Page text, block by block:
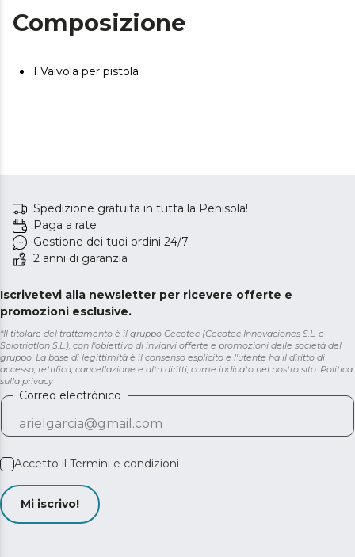
Composizione
1 Valvola per pistola
Spedizione gratuita in tutta la Penisola!
Paga a rate
Gestione dei tuoi ordini 24/7
2 anni di garanzia
Iscrivetevi alla newsletter per ricevere offerte e
promozioni esclusive.
*Il titolare del trattamento è il gruppo Cecotec (Cecotec Innovaciones S.L. e
Solotriatlon S.L.), con l'obiettivo di inviarvi offerte e promozioni delle società del
gruppo. La base di legittimità è il consenso esplicito e l'utente ha il diritto di
accesso, rettifica, cancellazione e altri diritti, come indicato nel nostro sito. Politica
sulla privacy
Correo electrónico
Accetto il Termini e condizioni
Mi iscrivo!